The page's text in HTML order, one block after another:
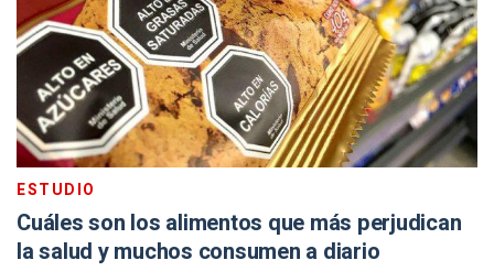
ESTUDIO
Cuáles son los alimentos que más perjudican
la salud y muchos consumen a diario